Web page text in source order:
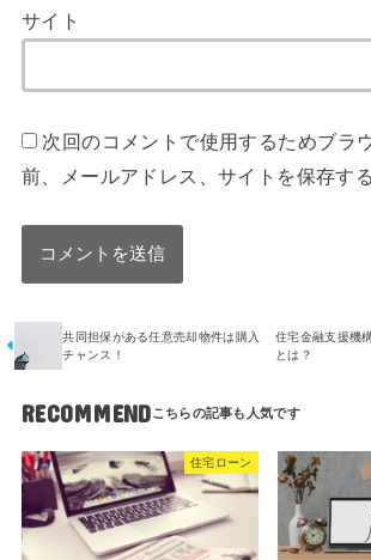
サイト
次回のコメントで使用するためブラ
前、メールアドレス、サイトを保存する
共同担保がある任意売却物件は購入
チャンス！
住宅金融支援機
とは？
RECOMMEND
住宅ローン